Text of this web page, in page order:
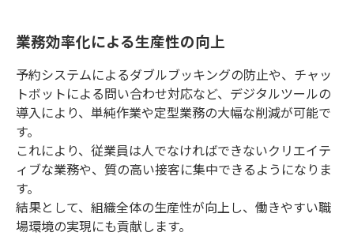
業務効率化による生産性の向上
予約システムによるダブルブッキングの防止や、チャッ
トボットによる問い合わせ対応など、デジタルツールの
導入により、単純作業や定型業務の大幅な削減が可能で
す。
これにより、従業員は人でなければできないクリエイテ
ィブな業務や、質の高い接客に集中できるようになりま
す。
結果として、組織全体の生産性が向上し、働きやすい職
場環境の実現にも貢献します。